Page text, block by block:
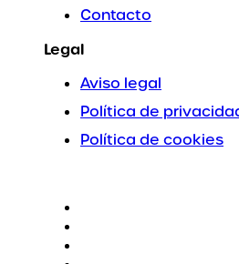
Contacto
Legal
Aviso legal
Política de
Política de cookies